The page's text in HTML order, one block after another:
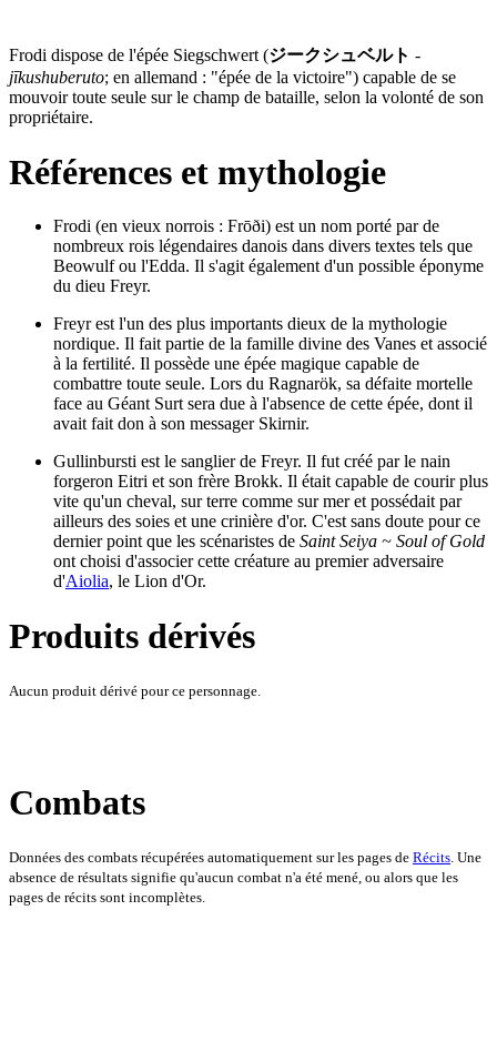
Frodi dispose de l'épée Siegschwert (ジークシュベルト -
jīkushuberuto; en allemand : "épée de la victoire") capable de se
mouvoir toute seule sur le champ de bataille, selon la volonté de son
propriétaire.
Références et mythologie
Frodi (en vieux norrois : Frōði) est un nom porté par de
nombreux rois légendaires danois dans divers textes tels que
Beowulf ou l'Edda. Il s'agit également d'un possible éponyme
du dieu Freyr.
Freyr est l'un des plus importants dieux de la mythologie
nordique. Il fait partie de la famille divine des Vanes et associé
à la fertilité. Il possède une épée magique capable de
combattre toute seule. Lors du Ragnarök, sa défaite mortelle
face au Géant Surt sera due à l'absence de cette épée, dont il
avait fait don à son messager Skirnir.
Gullinbursti est le sanglier de Freyr. Il fut créé par le nain
forgeron Eitri et son frère Brokk. Il était capable de courir plus
vite qu'un cheval, sur terre comme sur mer et possédait par
ailleurs des soies et une crinière d'or. C'est sans doute pour ce
dernier point que les scénaristes de Saint Seiya ~ Soul of Gold
ont choisi d'associer cette créature au premier adversaire
d'Aiolia, le Lion d'Or.
Produits dérivés
Aucun produit dérivé pour ce personnage.
Combats
Données des combats récupérées automatiquement sur les pages de Récits. Une
absence de résultats signifie qu'aucun combat n'a été mené, ou alors que les
pages de récits sont incomplètes.